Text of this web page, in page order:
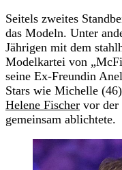
Seitels zweites
das Modeln. Unter
Jährigen mit dem
Modelkartei von
seine Ex-Freundin
Stars wie Michelle
Helene Fischer vor der
gemeinsam ablichtete.